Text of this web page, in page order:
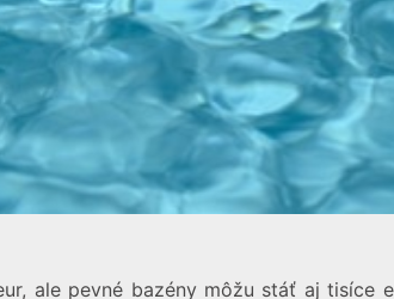
ale pevné bazény môžu stáť aj tisíce